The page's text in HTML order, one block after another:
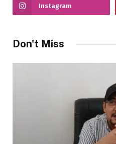
Instagram
Don't Miss